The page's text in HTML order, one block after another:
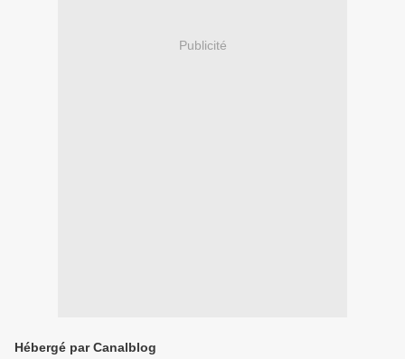
Publicité
Hébergé par Canalblog